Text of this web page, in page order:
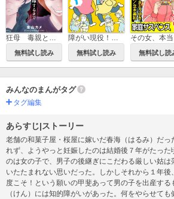
無料試し読み
障がい現役！【合冊版】
無料試し読み 無料試し読
みんなのまんがタグ
タグ編集
あらすじ|ストーリー
老舗の和菓子屋・桜屋に嫁いだ春海（はるみ）だっ
れず、ようやっと妊娠したのは結婚後７年がたった
のは女の子で、男子の後継ぎにこだわる厳しい姑は
いたたまれない思いだった。しかしそれから１年
度こそ！という願いの甲斐あって男の子を出産す
（けん）には知的障がいがあった。何をやらせて